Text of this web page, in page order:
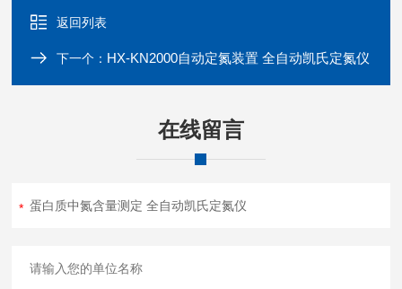
返回列表
下一个： HX-KN2000自动定氮装置 全自动凯氏定氮仪
在线留言